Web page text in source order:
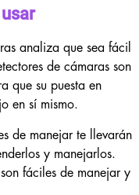
analiza que sea fácil
de cámaras son
que su puesta en
en sí mismo.
de manejar te llevarán
y manejarlos.
fáciles de manejar y